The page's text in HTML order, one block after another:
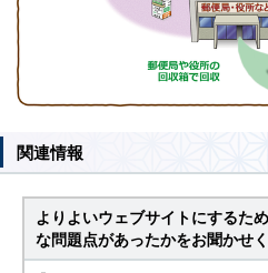
関連情報
よりよいウェブサイトにするた
な問題点があったかをお聞かせく